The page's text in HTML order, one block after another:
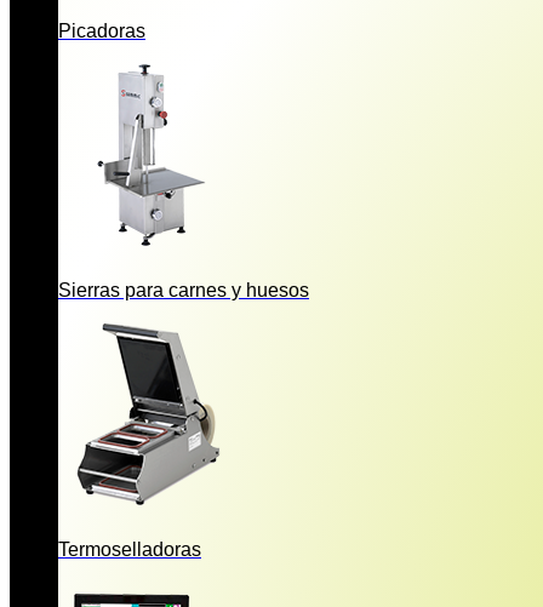
Picadoras
Sierras para carnes y huesos
Termoselladoras